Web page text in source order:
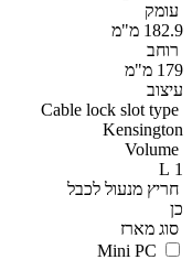
עומק
182.9 מ"מ
רוחב
179 מ"מ
עיצוב
Cable lock slot type
Kensington
Volume
1 L
חריץ מנעול לכבל
כן
סוג מארז